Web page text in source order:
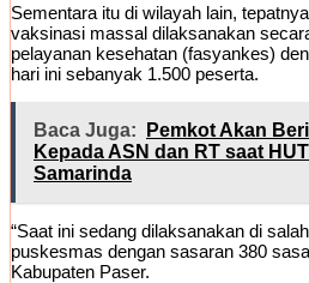
Sementara itu di wilayah lain,
vaksinasi massal dilaksanakan
pelayanan kesehatan (fasyankes)
hari ini sebanyak 1.500 peserta.
Baca Juga:
Pemkot Akan
Kepada ASN dan RT saat
Samarinda
“Saat ini sedang dilaksanakan di
puskesmas dengan sasaran 380
Kabupaten Paser.